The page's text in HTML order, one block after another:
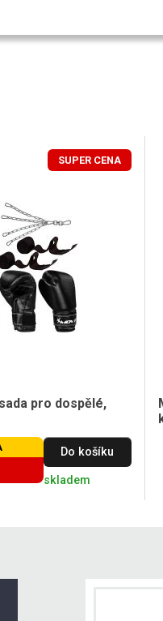
SUPER CENA
pro dospělé,
Do košíku
skladem